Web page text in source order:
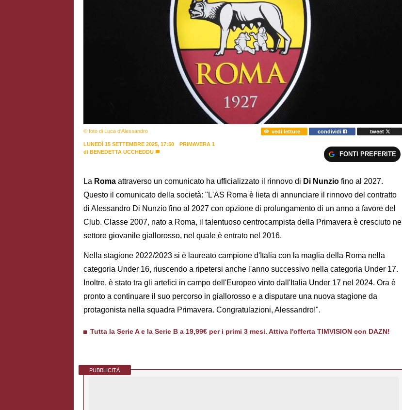
© foto di Luca d'Alessandro vedi letture condividi tweet
LUNEDÌ 15 SETTEMBRE 2025, 17:50
PRIMAVERA 1
di BENEDETTA UCCHEDDU FONTI PREFERITE
La Roma attraverso un comunicato ha ufficializzato il rinnovo di Di Nunzio fino al 2027.
Questo il comunicato della società: "L'AS Roma è lieta di annunciare il rinnovo del contratto
di Alessandro Di Nunzio fino al 2027 con opzione di prolungamento di un anno a favore del
Club. Classe 2007, nato a Roma, il talentuoso centrocampista della Primavera è cresciuto nel
settore giovanile giallorosso, nel quale è entrato nel 2016.
Nella stagione 2022/2023 si è laureato campione d'Italia con la maglia della Roma nella
categoria Under 16, riuscendo a ripetersi anche l'anno successivo nella categoria Under 17.
Inoltre, è stato tra gli artefici in campo dell'Europeo vinto dall'Italia Under 17 nel 2024. Ora è
pronto a continuare il suo percorso in giallorosso e a disputare una nuova stagione da
protagonista nella squadra Primavera. Congratulazioni, Alessandro!".
Tutta la Serie A e la Serie B a 19,99€ per i primi 3 mesi. Attiva l'offerta TIMVISION con DAZN!
PUBBLICITÀ